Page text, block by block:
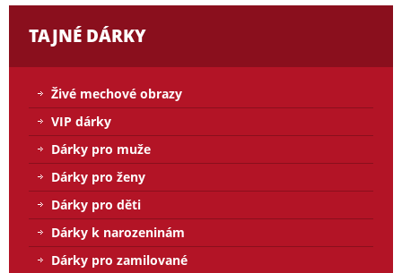
TAJNÉ DÁRKY
Živé mechové obrazy
VIP dárky
Dárky pro muže
Dárky pro ženy
Dárky pro děti
Dárky k narozeninám
Dárky pro zamilované